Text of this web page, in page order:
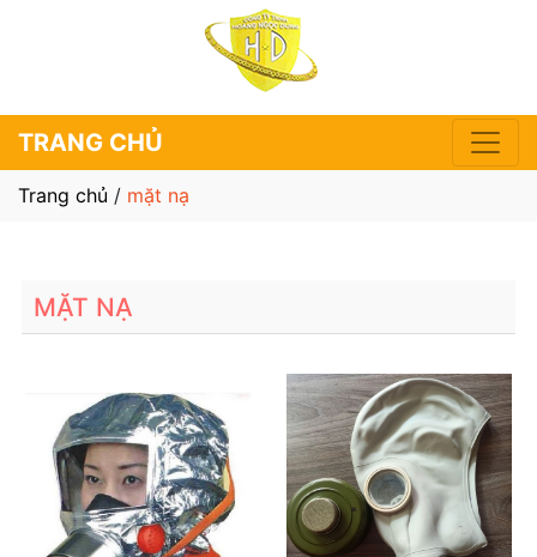
TRANG CHỦ
Trang chủ / mặt nạ
MẶT NẠ